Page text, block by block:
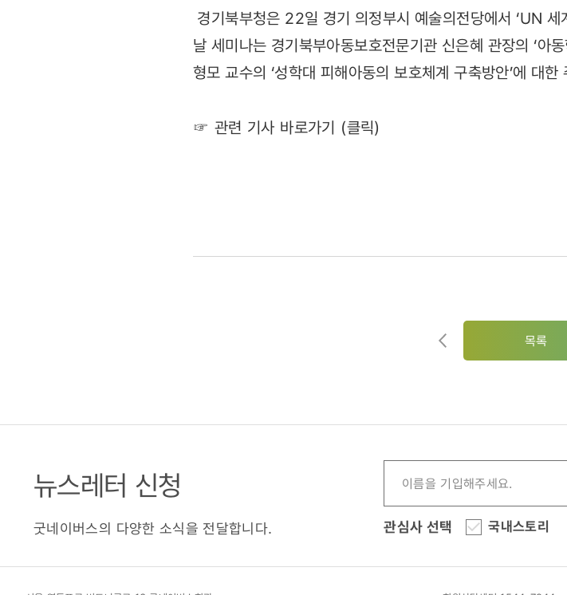
(2011.11.21)
경기북부청은 22일 경기 의정부시 예술의전당에서 ‘UN
날 세미나는 경기북부아동보호전문기관 신은혜 관장의 ‘아
형모 교수의 ‘성학대 피해아동의 보호체계 구축방안’에 대
☞ 관련 기사 바로가기 (클릭)
목록
뉴스레터 신청
굿네이버스의 다양한 소식을 전달합니다. 관심사 선택 국내스토리